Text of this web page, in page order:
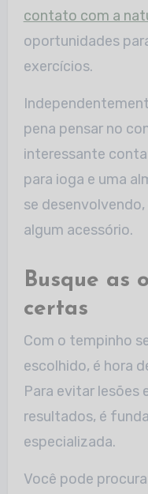
contato com a
oportunidades
exercícios.
pena pensar no
interessante
para ioga e uma
se
algum acessório.
Busque as
certas
Com o tempinho
escolhido, é hora
Para evitar lesões
resultados, é
especializada.
Você pode